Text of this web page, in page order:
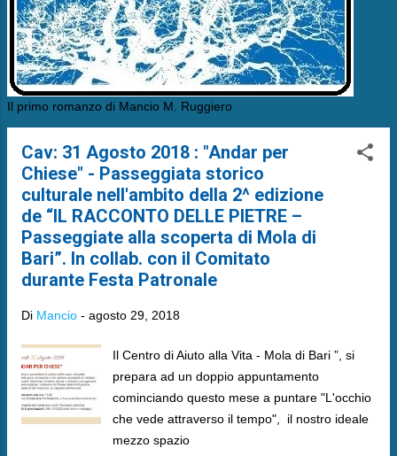
Il primo romanzo di Mancio M. Ruggiero
Cav: 31 Agosto 2018 : "Andar per
Chiese" - Passeggiata storico
culturale nell'ambito della 2^ edizione
de “IL RACCONTO DELLE PIETRE –
Passeggiate alla scoperta di Mola di
Bari”. In collab. con il Comitato
durante Festa Patronale
Di Mancio - agosto 29, 2018
Il Centro di Aiuto alla Vita - Mola di Bari ”, si
prepara ad un doppio appuntamento
cominciando questo mese a puntare "L'occhio
che vede attraverso il tempo", il nostro ideale
mezzo spazio